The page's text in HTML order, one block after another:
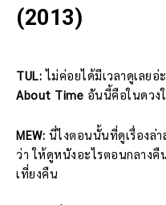
(2013)
TUL:ไม่ค่อยได้มีเวลาดูเลย
About Time อันนี้คือในดวง
MEW: นี่ไงตอนนั้นที่ดูเรื่องล่า
ว่า ให้ดูหนังอะไรตอนกลาง
เที่ยงคืน